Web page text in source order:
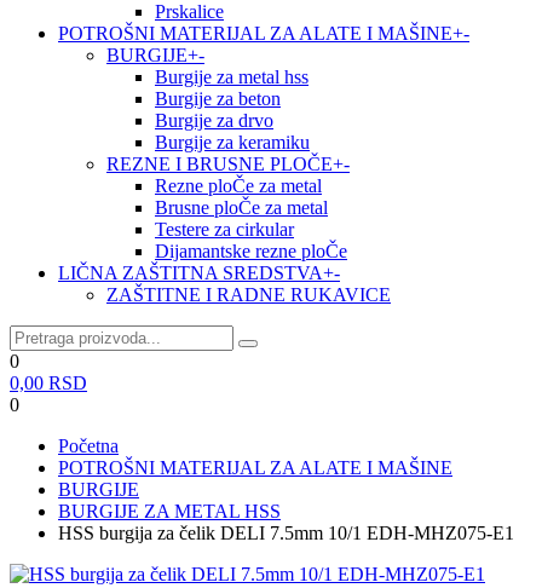
Prskalice
POTROŠNI MATERIJAL ZA ALATE I MAŠINE+-
BURGIJE+-
Burgije za metal hss
Burgije za beton
Burgije za drvo
Burgije za keramiku
REZNE I BRUSNE PLOČE+-
Rezne ploČe za metal
Brusne ploČe za metal
Testere za cirkular
Dijamantske rezne ploČe
LIČNA ZAŠTITNA SREDSTVA+-
ZAŠTITNE I RADNE RUKAVICE
0
0,00 RSD
0
Početna
POTROŠNI MATERIJAL ZA ALATE I MAŠINE
BURGIJE
BURGIJE ZA METAL HSS
HSS burgija za čelik DELI 7.5mm 10/1 EDH-MHZ075-E1